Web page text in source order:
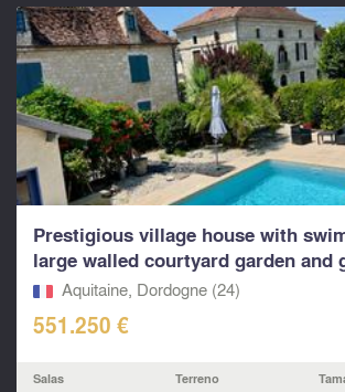
Prestigious village house with
large walled courtyard garden and
Aquitaine, Dordogne (24)
551.250 €
Salas Terreno